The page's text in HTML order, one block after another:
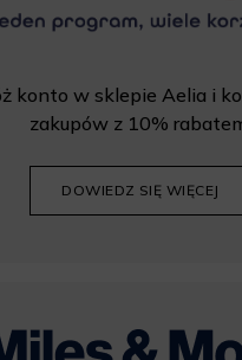
konto w sklepie Aelia i
zakupów z 10%
DOWIEDZ SIĘ WIĘCEJ